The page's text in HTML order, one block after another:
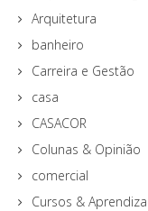
Arquitetura
banheiro
Carreira e Gestão
casa
CASACOR
Colunas & Opinião
comercial
Cursos &